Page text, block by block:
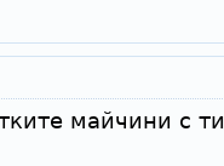
майчини с